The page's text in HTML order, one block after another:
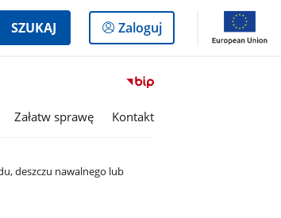
SZUKAJ
Logowanie
do
Zaloguj
Przejdź
serwisu
Załatw sprawę Kontakt
deszczu nawalnego lub